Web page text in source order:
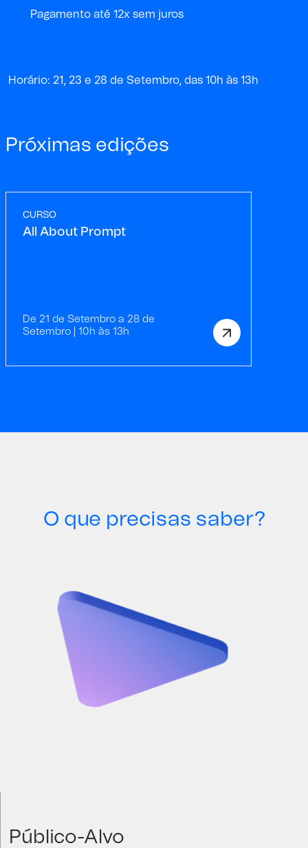
Pagamento até 12x sem juros
Horário: 21, 23 e 28 de Setembro, das 10h às 13h
Próximas edições
CURSO
All About Prompt
De 21 de Setembro a 28 de
Setembro | 10h às 13h
O que precisas saber?
Público-Alvo